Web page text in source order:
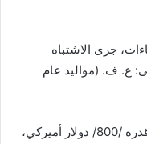
جرى الاشتباه
ع. ف. (مواليد عام
وتابع، “بتفتيشه، ضُبط بحوزته مبلغ مالي قدره /800/ دولار أميركي،